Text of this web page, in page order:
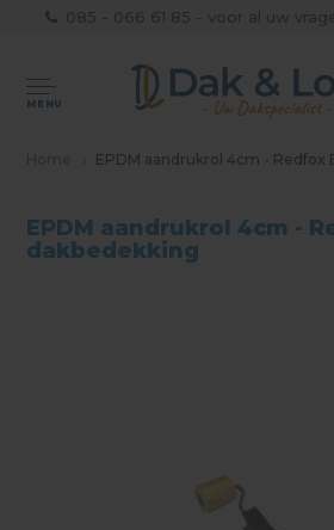
MENU
EPDM aandrukrol 4cm - Redfox
EPDM aandrukrol 4cm -
dakbedekking